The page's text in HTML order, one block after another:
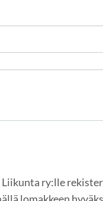
Liikunta ry:lle